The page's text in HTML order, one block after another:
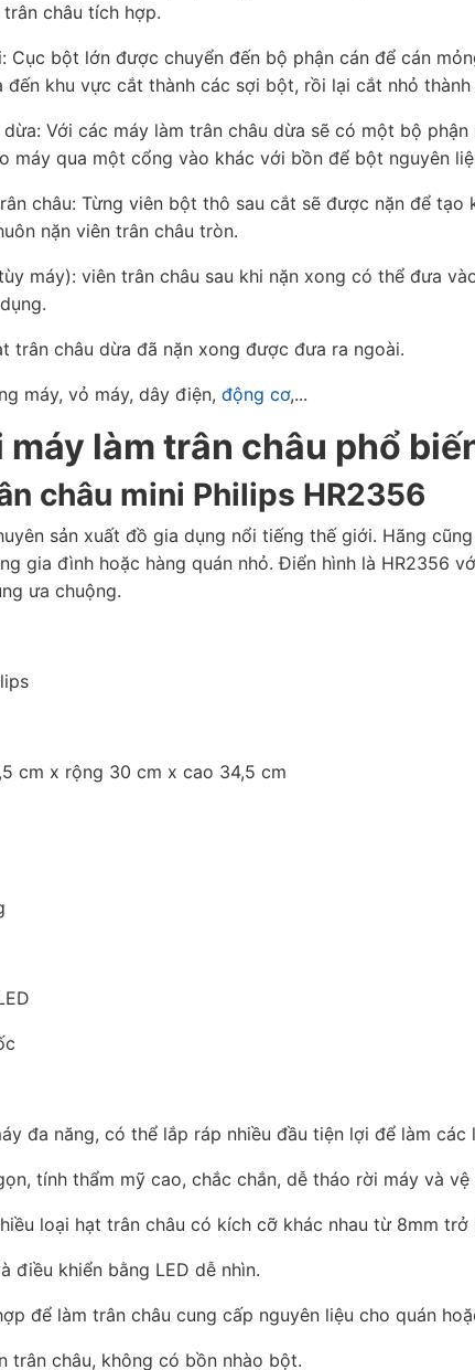
châu tích hợp.
Cục bột lớn được chuyển đến bộ phận cán để cán
khu vực cắt thành các sợi bột, rồi lại cắt nhỏ thành
dừa: Với các máy làm trân châu dừa sẽ có một bộ
máy qua một cổng vào khác với bồn để bột nguyên
châu: Từng viên bột thô sau cắt sẽ được nặn để tạo
nặn viên trân châu tròn.
máy): viên trân châu sau khi nặn xong có thể đưa
trân châu dừa đã nặn xong được đưa ra ngoài.
máy, vỏ máy, dây điện, động cơ,...
máy làm trân châu phổ
châu mini Philips HR2356
sản xuất đồ gia dụng nổi tiếng thế giới. Hãng
gia đình hoặc hàng quán nhỏ. Điển hình là HR2356
ưa chuộng.
cm x rộng 30 cm x cao 34,5 cm
đa năng, có thể lắp ráp nhiều đầu tiện lợi để làm các
tính thẩm mỹ cao, chắc chắn, dễ tháo rời máy và vệ
loại hạt trân châu có kích cỡ khác nhau từ 8mm trở
điều khiển bằng LED dễ nhìn.
để làm trân châu cung cấp nguyên liệu cho quán
trân châu, không có bồn nhào bột.